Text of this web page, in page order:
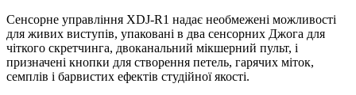
Сенсорне управління XDJ-R1 надає необмежені можливості
для живих виступів, упаковані в два сенсорних Джога для
чіткого скретчинга, двоканальний мікшерний пульт, і
призначені кнопки для створення петель, гарячих міток,
семплів і барвистих ефектів студійної якості.